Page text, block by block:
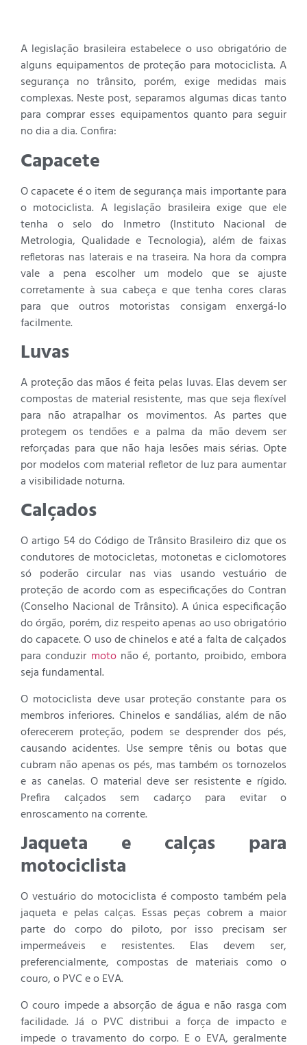
A legislação brasileira estabelece o uso obrigatório de
alguns equipamentos de proteção para motociclista. A
segurança no trânsito, porém, exige medidas mais
complexas. Neste post, separamos algumas dicas tanto
para comprar esses equipamentos quanto para seguir
no dia a dia. Confira:
Capacete
O capacete é o item de segurança mais importante para
o motociclista. A legislação brasileira exige que ele
tenha o selo do Inmetro (Instituto Nacional de
Metrologia, Qualidade e Tecnologia), além de faixas
refletoras nas laterais e na traseira. Na hora da compra
vale a pena escolher um modelo que se ajuste
corretamente à sua cabeça e que tenha cores claras
para que outros motoristas consigam enxergá-lo
facilmente.
Luvas
A proteção das mãos é feita pelas luvas. Elas devem ser
compostas de material resistente, mas que seja flexível
para não atrapalhar os movimentos. As partes que
protegem os tendões e a palma da mão devem ser
reforçadas para que não haja lesões mais sérias. Opte
por modelos com material refletor de luz para aumentar
a visibilidade noturna.
Calçados
O artigo 54 do Código de Trânsito Brasileiro diz que os
condutores de motocicletas, motonetas e ciclomotores
só poderão circular nas vias usando vestuário de
proteção de acordo com as especificações do Contran
(Conselho Nacional de Trânsito). A única especificação
do órgão, porém, diz respeito apenas ao uso obrigatório
do capacete. O uso de chinelos e até a falta de calçados
para conduzir motonão é, portanto, proibido, embora
seja fundamental.
O motociclista deve usar proteção constante para os
membros inferiores. Chinelos e sandálias, além de não
oferecerem proteção, podem se desprender dos pés,
causando acidentes. Use sempre tênis ou botas que
cubram não apenas os pés, mas também os tornozelos
e as canelas. O material deve ser resistente e rígido.
Prefira calçados sem cadarço para evitar o
enroscamento na corrente.
Jaqueta e calças para
motociclista
O vestuário do motociclista é composto também pela
jaqueta e pelas calças. Essas peças cobrem a maior
parte do corpo do piloto, por isso precisam ser
impermeáveis e resistentes. Elas devem ser,
preferencialmente, compostas de materiais como o
couro, o PVC e o EVA.
O couro impede a absorção de água e não rasga com
facilidade. Já o PVC distribui a força de impacto e
impede o travamento do corpo. E o EVA, geralmente